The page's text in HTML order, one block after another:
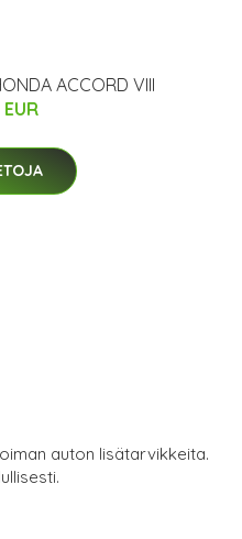
ACCORD VIII
auton lisätarvikkeita.